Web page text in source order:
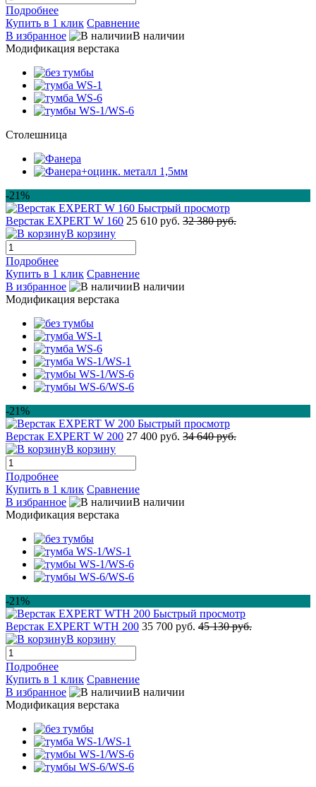
Подробнее
Купить в 1 клик Сравнение
В избранное
В наличии
Модификация верстака
Столешница
-21%
Быстрый просмотр
Верстак EXPERT W 160 25 610 руб. 32 380 руб.
В корзину
Подробнее
Купить в 1 клик Сравнение
В избранное
В наличии
Модификация верстака
-21%
Быстрый просмотр
Верстак EXPERT W 200 27 400 руб. 34 640 руб.
В корзину
Подробнее
Купить в 1 клик Сравнение
В избранное
В наличии
Модификация верстака
-21%
Быстрый просмотр
Верстак EXPERT WTH 200 35 700 руб. 45 130 руб.
В корзину
Подробнее
Купить в 1 клик Сравнение
В избранное
В наличии
Модификация верстака